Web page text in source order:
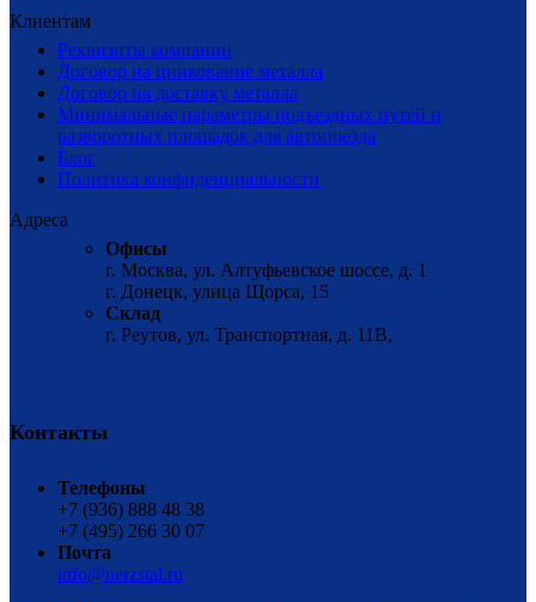
Клиентам
Реквизиты компании
Договор на цинкование металла
Договор на доставку металла
Минимальные параметры подъездных путей и
разворотных площадок для автопоезда
Блог
Политика конфиденциальности
Адреса
Офисы
г. Москва, ул. Алтуфьевское шоссе, д. 1
г. Донецк, улица Щорса, 15
Склад
г. Реутов, ул. Транспортная, д. 11В,
Контакты
Телефоны
+7 (936) 888 48 38
+7 (495) 266 30 07
Почта
info@nerzstal.ru